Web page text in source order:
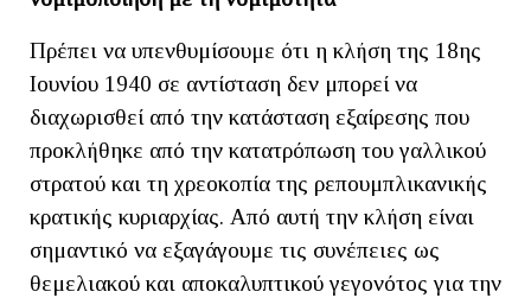
Πρέπει να υπενθυμίσουμε ότι η κλήση της 18ης
Ιουνίου 1940 σε αντίσταση δεν μπορεί να
διαχωρισθεί από την κατάσταση εξαίρεσης που
προκλήθηκε από την κατατρόπωση του γαλλικού
στρατού και τη χρεοκοπία της ρεπουμπλικανικής
κρατικής κυριαρχίας. Από αυτή την κλήση είναι
σημαντικό να εξαγάγουμε τις συνέπειες ως
θεμελιακού και αποκαλυπτικού γεγονότος για την